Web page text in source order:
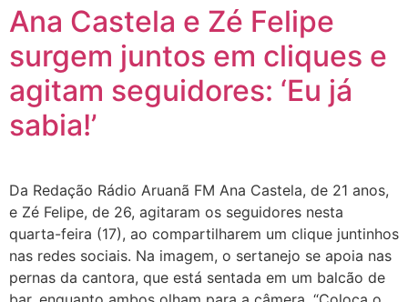
Ana Castela e Zé Felipe
surgem juntos em cliques e
agitam seguidores: ‘Eu já
sabia!’
Da Redação Rádio Aruanã FM Ana Castela, de 21 anos,
e Zé Felipe, de 26, agitaram os seguidores nesta
quarta-feira (17), ao compartilharem um clique juntinhos
nas redes sociais. Na imagem, o sertanejo se apoia nas
pernas da cantora, que está sentada em um balcão de